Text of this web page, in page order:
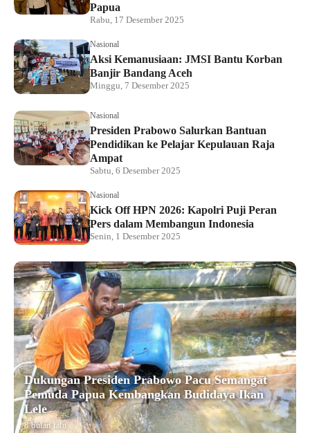
Papua
Rabu, 17 Desember 2025
Nasional
Aksi Kemanusiaan: JMSI Bantu Korban
Banjir Bandang Aceh
Minggu, 7 Desember 2025
Nasional
Presiden Prabowo Salurkan Bantuan
Pendidikan ke Pelajar Kepulauan Raja
Ampat
Sabtu, 6 Desember 2025
Nasional
Kick Off HPN 2026: Kapolri Puji Peran
Pers dalam Membangun Indonesia
Senin, 1 Desember 2025
Dukungan Presiden Prabowo Pacu Semangat
Pemuda Papua Kembangkan Budidaya Ikan
Lele
8 bulan lalu